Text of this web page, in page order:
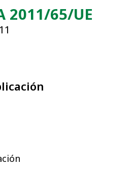
2011/65/UE